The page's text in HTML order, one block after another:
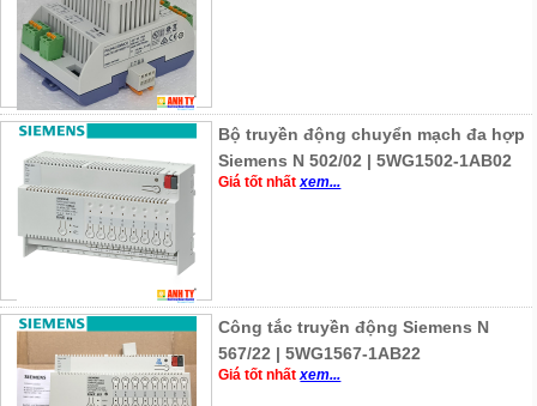
Bộ truyền động chuyển mạch đa hợp
Siemens N 502/02 | 5WG1502-1AB02
Giá tốt nhấtxem...
Công tắc truyền động Siemens N
567/22 | 5WG1567-1AB22
Giá tốt nhấtxem...